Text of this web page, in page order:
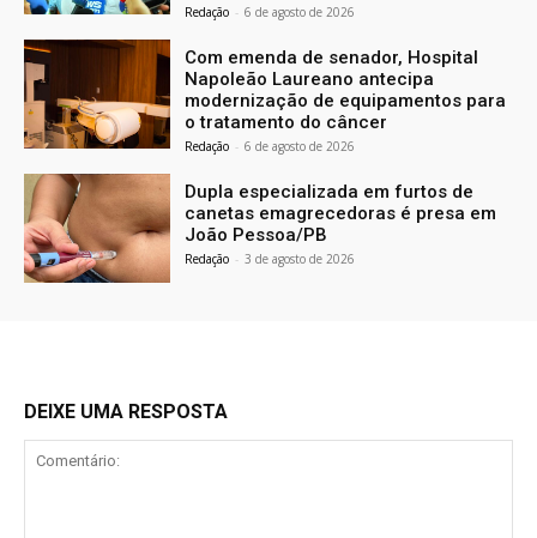
Redação - 6 de agosto de 2026
Com emenda de senador, Hospital
Napoleão Laureano antecipa
modernização de equipamentos para
o tratamento do câncer
Redação - 6 de agosto de 2026
Dupla especializada em furtos de
canetas emagrecedoras é presa em
João Pessoa/PB
Redação - 3 de agosto de 2026
DEIXE UMA RESPOSTA